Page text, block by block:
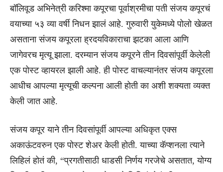
बॉलिवूड अभिनेत्री करिश्मा कपूरचा पूर्वाश्रमीचा पती संजय कपूरचं
वयाच्या ५३ व्या वर्षी निधन झालं आहे. गुरुवारी युकेमध्ये पोलो खेळत
असताना संजय कपूरला ह्रदयविकाराचा झटका आला आणि
जागेवरच मृत्यू झाला. दरम्यान संजय कपूरने तीन दिवसांपूर्वी केलेली
एक पोस्ट व्हायरल झाली आहे. ही पोस्ट वाचल्यानंतर संजय कपूरला
आधीच आपल्या मृत्यूची कल्पना आली होती का अशी शक्यता व्यक्त
केली जात आहे.
संजय कपूर याने तीन दिवसांपूर्वी आपल्या अधिकृत एक्स
अकाऊंटवरुन एक पोस्ट शेअर केली होती. याच्या कॅप्शनला त्याने
लिहिलं होतं की, “प्रगतीसाठी धाडसी निर्णय गरजेचे असतात, योग्य